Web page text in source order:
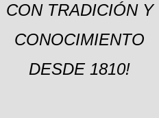
CON TRADICIÓN Y
CONOCIMIENTO
DESDE 1810!